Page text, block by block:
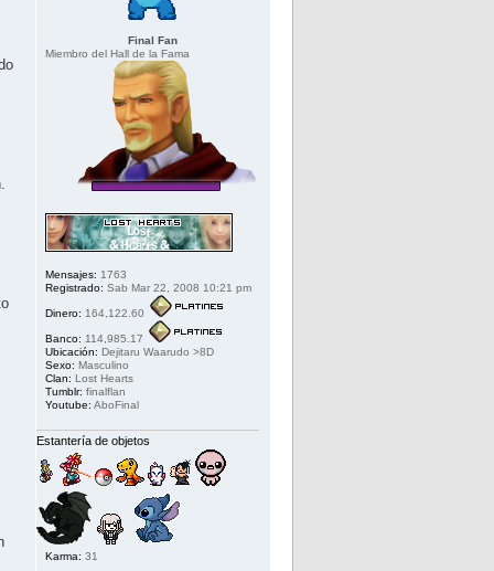
Final Fan
Miembro del Hall de la Fama
Mensajes: 1763
Registrado: Sab Mar 22, 2008 10:21 pm
Dinero: 164,122.60
Banco: 114,985.17
Ubicación: Dejitaru Waarudo >8D
Sexo: Masculino
Clan: Lost Hearts
Tumblr: finalflan
Youtube: AboFinal
Estantería de objetos
Karma: 31